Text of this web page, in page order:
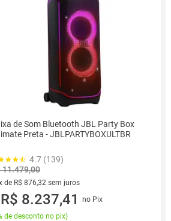
de Som Bluetooth JBL Party Box
Preta - JBLPARTYBOXULTBR
4.7 (139)
11.479,00
de R$ 876,32 sem juros
vez de R$ 876,32 sem juros
R$ 8.237,41
no Pix
de desconto no pix)